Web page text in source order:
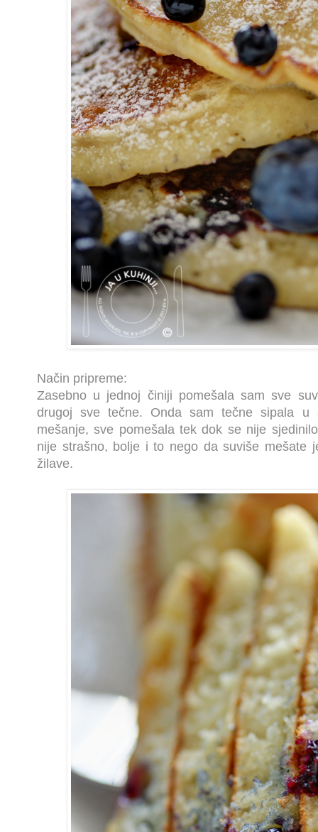
Način pripreme:
Zasebno u jednoj činiji pomešala sam sve
drugoj sve tečne. Onda sam tečne sipala
mešanje, sve pomešala tek dok se nije
nije strašno, bolje i to nego da suviše mešate
žilave.